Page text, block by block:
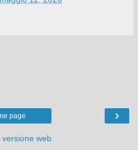
›
page
versione web